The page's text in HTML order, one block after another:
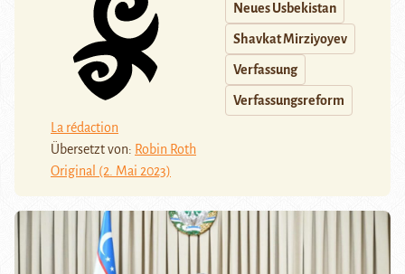
La rédaction
Übersetzt von: Robin Roth
Original (2. Mai 2023)
Neues Usbekistan
Shavkat Mirziyoyev
Verfassung
Verfassungsreform